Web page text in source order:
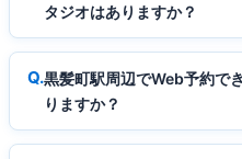
タジオはありますか？
黒髪町駅周辺でWeb予約で
りますか？